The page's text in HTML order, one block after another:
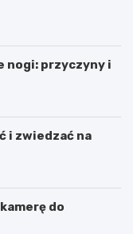
nogi: przyczyny i
i zwiedzać na
do